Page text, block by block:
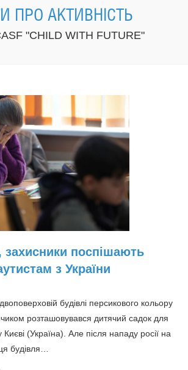
ПРО АКТИВНІСТЬ
"CHILD WITH FUTURE"
захисники поспішають
з України
будівлі персикового кольору
розташовувався дитячий садок для
Києві (Україна). Але після нападу росії на
будівля…